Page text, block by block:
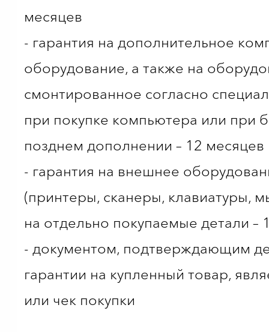
месяцев
- гарантия на дополнительное
оборудование, а также на
смонтированное согласно
при покупке компьютера или при
позднем дополнении – 12 месяцев
- гарантия на внешнее
(принтеры, сканеры, клавиатуры,
на отдельно покупаемые детали –
- документом, подтверждающим
гарантии на купленный товар,
или чек покупки